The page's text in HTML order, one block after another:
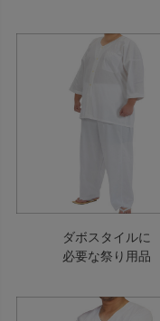
ダボスタイルに
必要な祭り用品